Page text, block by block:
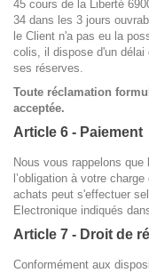
45 cours de la Liberté
34 dans les 3 jours
le Client n'a pas eu la
colis, il dispose d'un
ses réserves.
Toute réclamation
acceptée.
Article 6 - Paiement
Nous vous rappelons
l’obligation à votre
achats peut s'effectuer
Electronique indiqués
Article 7 - Droit de
Conformément aux